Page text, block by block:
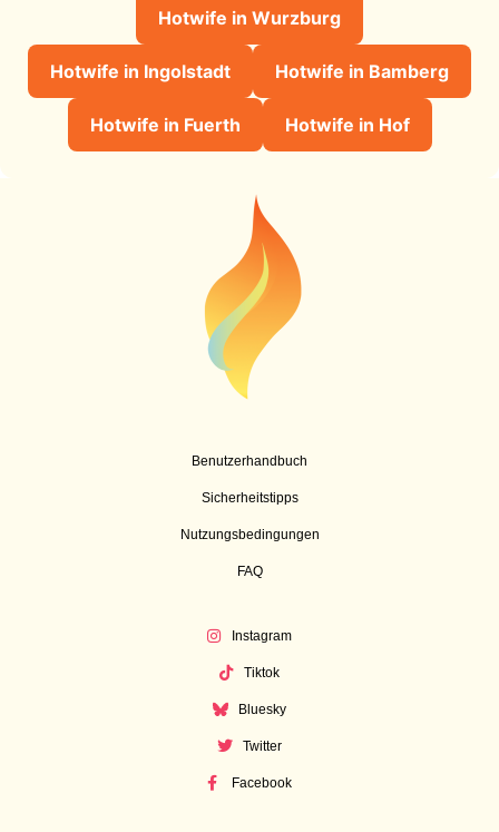
Hotwife in Wurzburg
Hotwife in Ingolstadt Hotwife in Bamberg
Hotwife in Fuerth Hotwife in Hof
Benutzerhandbuch
Sicherheitstipps
Nutzungsbedingungen
FAQ
Instagram
Tiktok
Bluesky
Twitter
Facebook